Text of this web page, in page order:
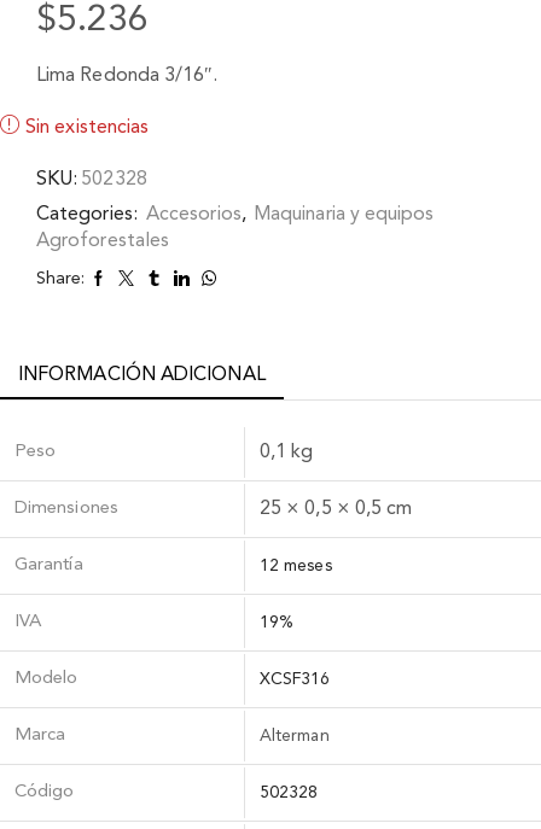
$5.236
Lima Redonda 3/16″.
Sin existencias
SKU: 502328
Categories: Accesorios, Maquinaria y equipos
Agroforestales
Share:
INFORMACIÓN ADICIONAL
Peso 0,1 kg
Dimensiones 25 × 0,5 × 0,5 cm
Garantía 12 meses
IVA 19%
Modelo XCSF316
Marca Alterman
Código 502328